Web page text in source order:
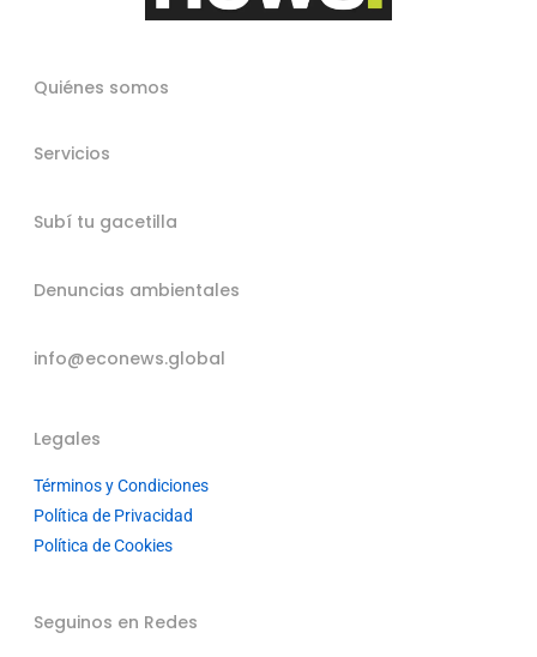
Quiénes somos
Servicios
Subí tu gacetilla
Denuncias ambientales
info@econews.global
Legales
Términos y Condiciones
Política de Privacidad
Política de Cookies
Seguinos en Redes